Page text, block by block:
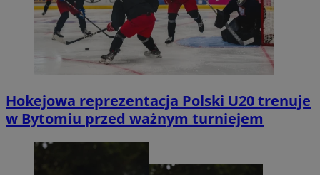
Hokejowa reprezentacja Polski U20 trenuje
w Bytomiu przed ważnym turniejem